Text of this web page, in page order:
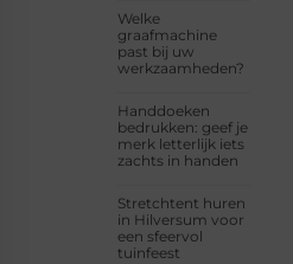
Welke
graafmachine
past bij uw
werkzaamheden?
Handdoeken
bedrukken: geef je
merk letterlijk iets
zachts in handen
Stretchtent huren
in Hilversum voor
een sfeervol
tuinfeest